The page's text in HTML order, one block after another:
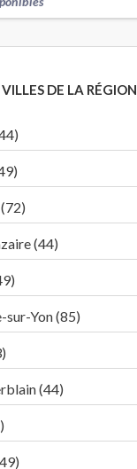
VILLES DE LA RÉGION
(44)
sur-Yon (85)
(44)